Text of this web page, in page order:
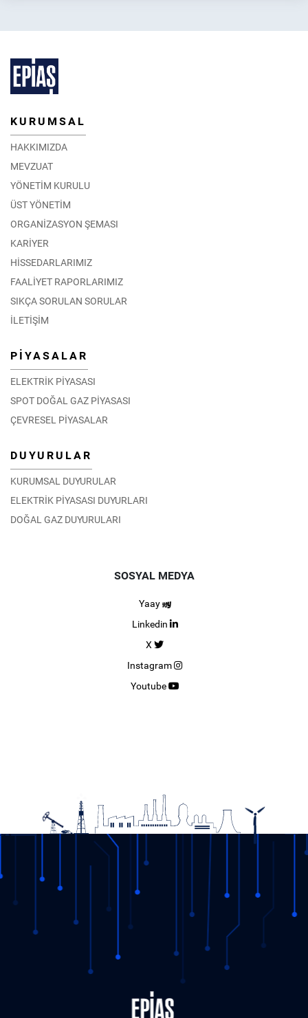
KURUMSAL
HAKKIMIZDA
MEVZUAT
YÖNETİM KURULU
ÜST YÖNETİM
ORGANİZASYON ŞEMASI
KARİYER
HİSSEDARLARIMIZ
FAALİYET RAPORLARIMIZ
SIKÇA SORULAN SORULAR
İLETİŞİM
PİYASALAR
ELEKTRİK PİYASASI
SPOT DOĞAL GAZ PİYASASI
ÇEVRESEL PİYASALAR
DUYURULAR
KURUMSAL DUYURULAR
ELEKTRİK PİYASASI DUYURLARI
DOĞAL GAZ DUYURULARI
SOSYAL MEDYA
Yaay
Linkedin
X
Instagram
Youtube